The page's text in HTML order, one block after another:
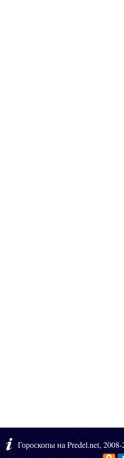
Гороскопы на Predel.net,